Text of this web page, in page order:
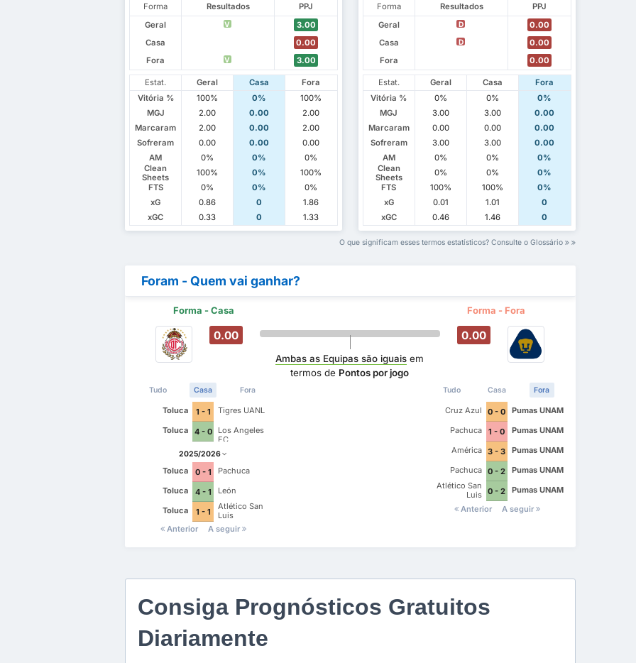
Forma Resultados
PPJ
Geral
V
3.00
Casa
0.00
Fora
V 3.00
Estat. Geral Casa
Fora
Vitória %
100% 0%
100%
MGJ
2.00 0.00
2.00
Marcaram
2.00 0.00
2.00
Sofreram
0.00 0.00
0.00
AM
0% 0%
0%
Clean
Sheets
100% 0%
100%
FTS
0% 0%
0%
xG
0.86 0
1.86
xGC
0.33 0 1.33
Forma Resultados
PPJ
Geral
D
0.00
Casa
D
0.00
Fora
0.00
Estat. Geral Casa
Fora
Vitória %
0% 0%
0%
MGJ
3.00 3.00
0.00
Marcaram
0.00 0.00
0.00
Sofreram
3.00 3.00
0.00
AM
0% 0%
0%
Clean
Sheets
0% 0%
0%
FTS
100% 100%
0%
xG
0.01 1.01
0
xGC
0.46 1.46 0
O que significam esses termos estatísticos? Consulte o Glossário
Foram - Quem vai ganhar?
Forma - Casa Forma - Fora
0.00
Tudo Casa Fora
Toluca 1 - 1
Tigres UANL
Toluca
4 - 0
Los Angeles
FC
2025/2026
Toluca 0 - 1
Pachuca
Toluca
4 - 1
León
Toluca
1 - 1
Atlético San
Luis
Anterior
A seguir
Ambas as Equipas são iguais em
termos de Pontos por jogo
0.00
Tudo Casa Fora
Cruz Azul 0 - 0
Pumas UNAM
Pachuca
1 - 0
Pumas UNAM
América 3 - 3
Pumas UNAM
Pachuca 0 - 2
Pumas UNAM
Atlético San
Luis 0 - 2
Pumas UNAM
Anterior
A seguir
Consiga Prognósticos Gratuitos
Diariamente